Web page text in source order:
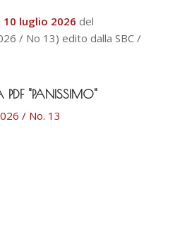
10 luglio 2026 del
/ No 13) edito dalla SBC /
"PANISSIMO"
/ No. 13